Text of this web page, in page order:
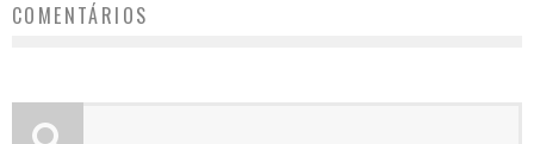
COMENTÁRIOS